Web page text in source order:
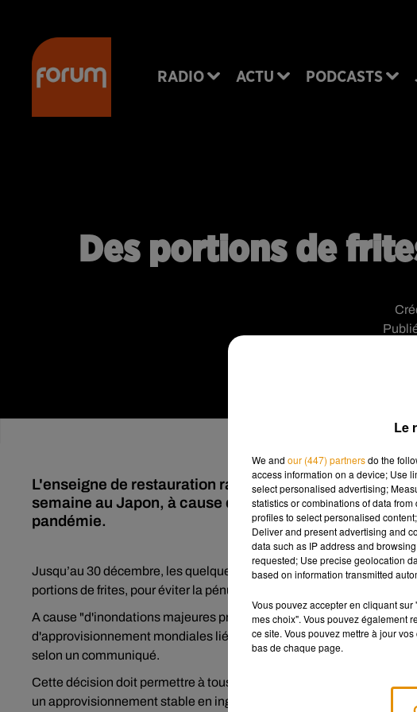
RADIO ACTU PODCASTS
Des portions de
L'enseigne de restauration rapide a dû se résoudre à
semaine au Japon, à cause de problèmes logistiques
pandémie.
Jusqu’au 30 décembre, les quelque 2 900 fast-food McDonald's de
portions de frites, pour éviter la pénurie, a annoncé l’enseigne, mardi.
A cause "d'inondations majeures près du port de Vancouver", à
d'approvisionnement mondiales liées à la pandémie de
selon un communiqué.
Cette décision doit permettre à tous les consommateurs de pouvoir
un approvisionnement stable en ingrédients de base".
Le
We and our (447) partnersdo the
access information on a device; Use
select personalised advertising;
statistics or combinations of data
profiles to select personalised
Deliver and present advertising and
data such as IP address and
requested; Use precise geolocation
based on information transmitted
Vous pouvez accepter en cliquant
mes choix". Vous pouvez également
ce site. Vous pouvez mettre à jour
bas de chaque page.